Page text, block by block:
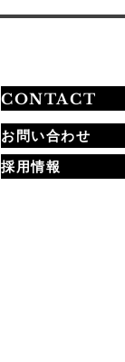
CONTACT
お問い合わせ
採用情報